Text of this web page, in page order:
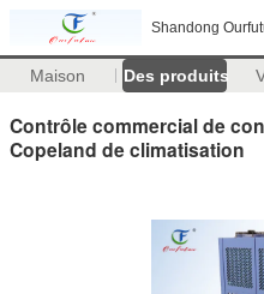
Shandong
Maison Des produits
Contrôle commercial de
Copeland de climatisation